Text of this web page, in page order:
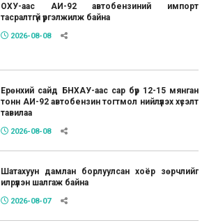
ОХУ-аас АИ-92 автобензиний импорт
тасралтгүй үргэлжилж байна
2026-08-08
Ерөнхий сайд БНХАУ-аас сар бүр 12-15 мянган
тонн АИ-92 автобензин тогтмол нийлүүлэх хүсэлт
тавилаа
2026-08-08
Шатахуун дамлан борлуулсан хоёр зөрчлийг
илрүүлэн шалгаж байна
2026-08-07